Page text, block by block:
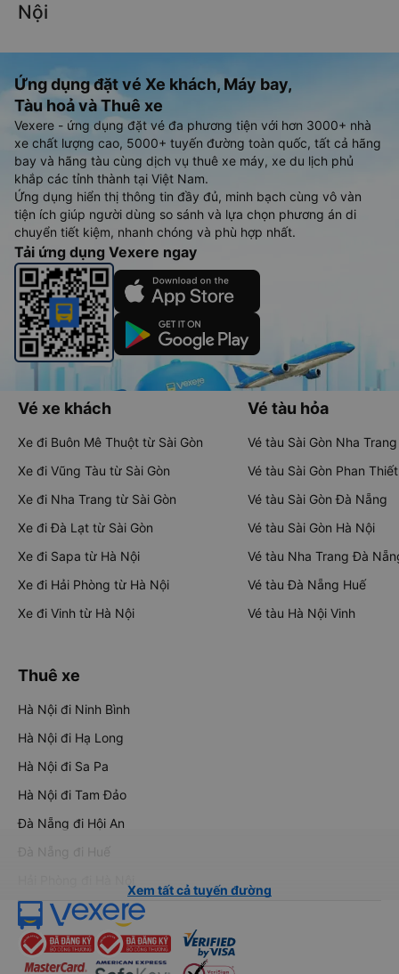
Nội
Ứng dụng đặt vé Xe khách, Máy bay,
Tàu hoả và Thuê xe
Vexere - ứng dụng đặt vé đa phương tiện với hơn 3000+ nhà
xe chất lượng cao, 5000+ tuyến đường toàn quốc, tất cả hãng
bay và hãng tàu cùng dịch vụ thuê xe máy, xe du lịch phủ
khắp các tỉnh thành tại Việt Nam.
Ứng dụng hiển thị thông tin đầy đủ, minh bạch cùng vô vàn
tiện ích giúp người dùng so sánh và lựa chọn phương án di
chuyển tiết kiệm, nhanh chóng và phù hợp nhất.
Tải ứng dụng Vexere ngay
Vé xe khách
Xe đi Buôn Mê Thuột từ Sài Gòn
Xe đi Vũng Tàu từ Sài Gòn
Xe đi Nha Trang từ Sài Gòn
Xe đi Đà Lạt từ Sài Gòn
Xe đi Sapa từ Hà Nội
Xe đi Hải Phòng từ Hà Nội
Xe đi Vinh từ Hà Nội
Vé tàu hỏa
Vé tàu Sài Gòn Nha Trang
Vé tàu Sài Gòn Phan Thiết
Vé tàu Sài Gòn Đà Nẵng
Vé tàu Sài Gòn Hà Nội
Vé tàu Nha Trang Đà
Vé tàu Đà Nẵng Huế
Vé tàu Hà Nội Vinh
Thuê xe
Hà Nội đi Ninh Bình
Hà Nội đi Hạ Long
Hà Nội đi Sa Pa
Hà Nội đi Tam Đảo
Đà Nẵng đi Hội An
Đà Nẵng đi Huế
Xem tất cả tuyến đường